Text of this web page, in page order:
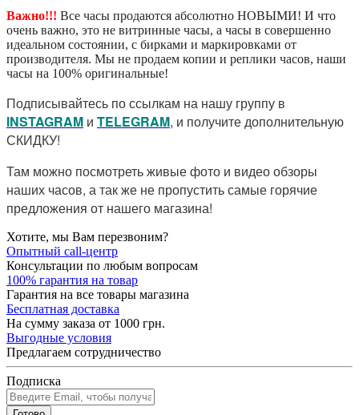
Важно!!! Все часы продаются абсолютно НОВЫМИ! И что
очень важно, это не витринные часы, а часы в совершенно
идеальном состоянии, с бирками и маркировками от
производителя. Мы не продаем копии и реплики часов, наши
часы на 100% оригинальные!
Подписывайтесь по ссылкам на нашу группу в
INSTAGRAM и TELEGRAM, и получите дополнительную
СКИДКУ!
Там можно посмотреть живые фото и видео обзоры
наших часов, а так же не пропустить самые горячие
предложения от нашего магазина!
Хотите, мы Вам перезвоним?
Опытный call-центр
Консультации по любым вопросам
100% гарантия на товар
Гарантия на все товары магазина
Бесплатная доставка
На сумму заказа от 1000 грн.
Выгодные условия
Предлагаем сотрудничество
Подписка